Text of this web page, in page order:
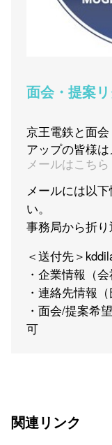
面会・提案
京王電鉄と面
アップの皆様は
メールはこちら
メールには以
い。
事務局から折り
＜送付先＞
・企業情報（
・連絡先情報
・面会/提案希
可
関連リンク